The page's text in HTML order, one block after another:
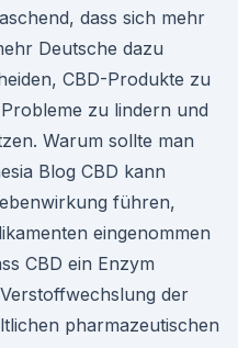
dass sich mehr
Deutsche dazu
CBD-Produkte zu
zu lindern und
Warum sollte man
Blog CBD kann
führen,
eingenommen
CBD ein Enzym
der
pharmazeutischen